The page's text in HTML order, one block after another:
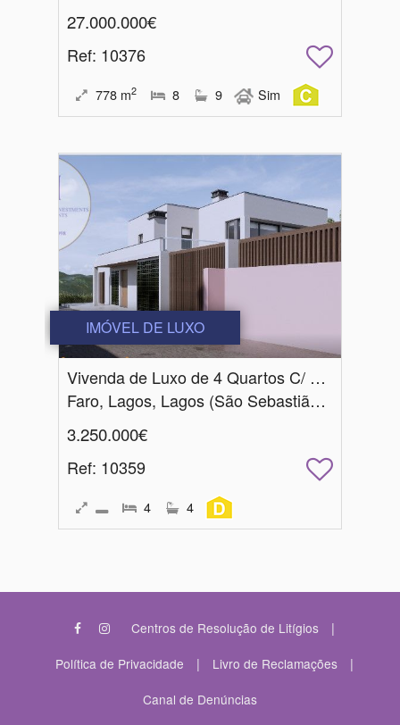
27.000.000€
Ref: 10376
778 m2 8 9 Sim
IMÓVEL DE LUXO
Vivenda de Luxo de 4 Quartos C/ Garagem & Piscina
Faro, Lagos, Lagos (São Sebastião e Santa Maria)
3.250.000€
Ref: 10359
4 4
Centros de Resolução de Litígios |
Política de Privacidade | Livro de Reclamações |
Canal de Denúncias